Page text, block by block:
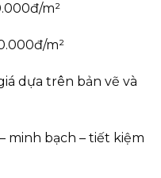
m²
m²
dựa trên bản vẽ và
minh bạch – tiết kiệm